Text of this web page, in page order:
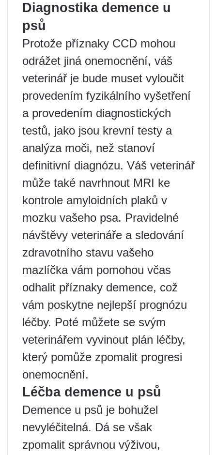
Diagnostika demence u
psů
Protože příznaky CCD mohou
odrážet jiná onemocnění, váš
veterinář je bude muset vyloučit
provedením fyzikálního vyšetření
a provedením diagnostických
testů, jako jsou krevní testy a
analýza moči, než stanoví
definitivní diagnózu. Váš veterinář
může také navrhnout MRI ke
kontrole amyloidních plaků v
mozku vašeho psa. Pravidelné
návštěvy veterináře a sledování
zdravotního stavu vašeho
mazlíčka vám pomohou včas
odhalit příznaky demence, což
vám poskytne nejlepší prognózu
léčby. Poté můžete se svým
veterinářem vyvinout plán léčby,
který pomůže zpomalit progresi
onemocnění.
Léčba demence u psů
Demence u psů je bohužel
nevyléčitelná. Dá se však
zpomalit správnou výživou,